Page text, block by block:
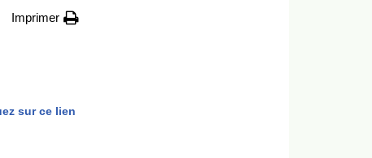
Imprimer
sur ce lien